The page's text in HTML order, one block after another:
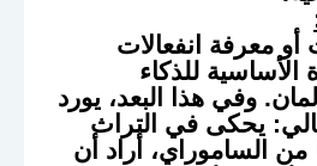
معرفة انفعالات
الأساسية للذكاء
وفي هذا البعد، يورد
يحكى في التراث
من الساموراي، أراد أن